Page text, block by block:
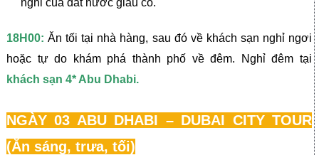
nghi của đất nước giàu có.
18H00: Ăn tối tại nhà hàng, sau đó về khách sạn nghỉ ngơi
hoặc tự do khám phá thành phố về đêm. Nghỉ đêm tại
khách sạn 4* Abu Dhabi.
NGÀY 03 ABU DHABI – DUBAI CITY TOUR
(Ăn sáng, trưa, tối)